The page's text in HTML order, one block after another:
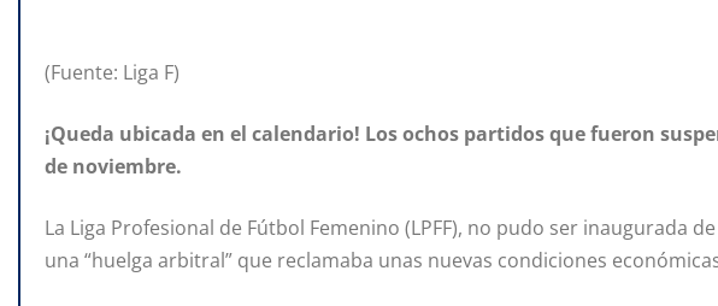
(Fuente: Liga F)
¡Queda ubicada en el calendario! Los ochos partidos que fueron
de noviembre.
La Liga Profesional de Fútbol Femenino (LPFF), no pudo ser inaugurada
una “huelga arbitral” que reclamaba unas nuevas condiciones